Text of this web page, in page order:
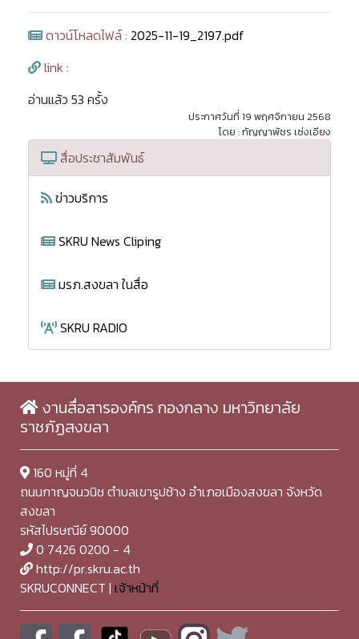
ดาวน์โหลดไฟล์ : 2025-11-19_2197.pdf
link :
อ่านแล้ว 53 ครั้ง
ประกาศวันที่ 19 พฤศจิกายน 2568
โดย : กัญญาพัชร เซ่งเอียง
สื่อประชาสัมพันธ์
ข่าวบริการ
SKRU News Cliping
มรภ.สงขลา ในสื่อ
SKRU RADIO
งานสื่อสารองค์กร กองกลาง มหาวิทยาลัย
ราชภัฏสงขลา
160 หมู่ที่ 4
ถนนกาญจนวนิช ตำบลเขารูปช้าง อำเภอเมืองสงขลา จังหวัด
สงขลา
รหัสไปรษณีย์ 90000
0 7426 0200 - 4
http://pr.skru.ac.th
SKRUCONNECT | เจ้าหน้าที่